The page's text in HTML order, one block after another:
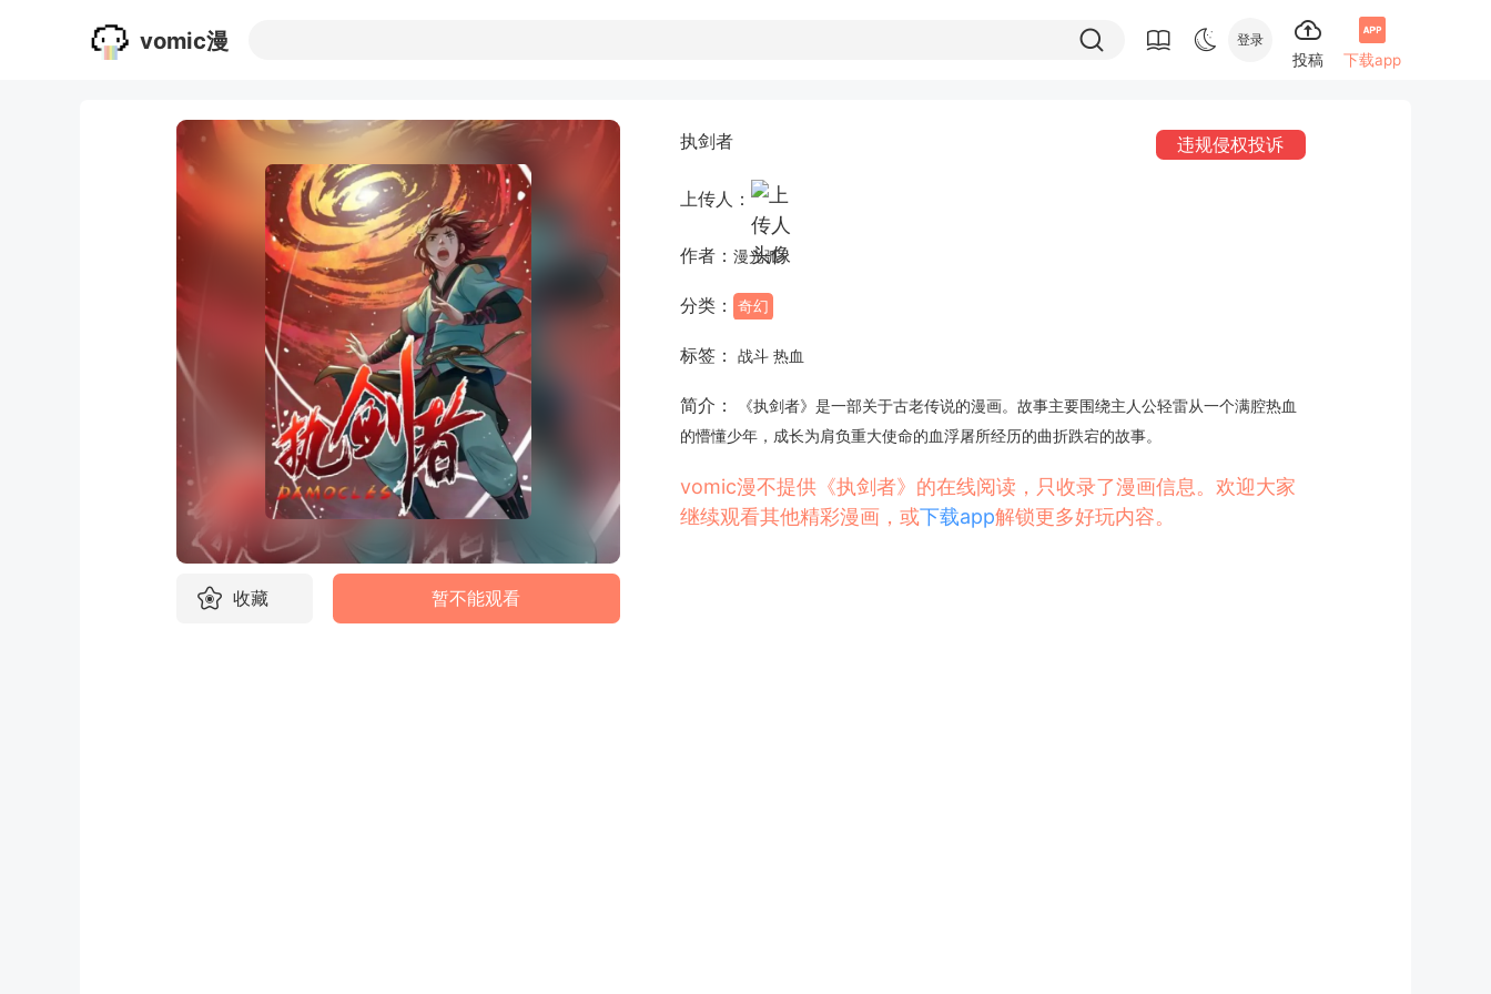
vomic漫 登录
投稿 下载app
收藏 暂不能观看
执剑者 违规侵权投诉
上传人：
作者： 漫光弧
分类： 奇幻
标签： 战斗 热血
简介：
《执剑者》是一部关于古老传说的漫画。故事主要围绕主人公轻雷从一个满腔热血
的懵懂少年，成长为肩负重大使命的血浮屠所经历的曲折跌宕的故事。
vomic漫不提供《执剑者》的在线阅读，只收录了漫画信息。欢迎大家
继续观看其他精彩漫画，或下载app解锁更多好玩内容。